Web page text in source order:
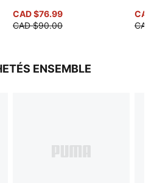
CAD $76.99
CAD $90.00
ENSEMBLE